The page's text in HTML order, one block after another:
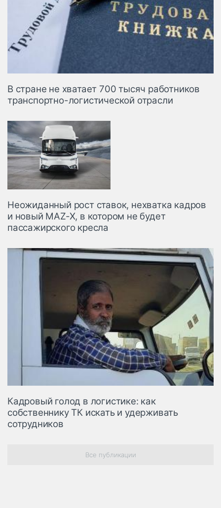
Топливо, масла и
автохимия
Дзен
В стране не хватает 700 тысяч работников
транспортно-логистической отрасли
Неожиданный рост ставок, нехватка кадров
и новый MAZ-X, в котором не будет
пассажирского кресла
Кадровый голод в логистике: как
собственнику ТК искать и удерживать
сотрудников
Все публикации